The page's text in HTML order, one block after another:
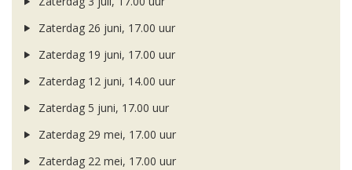
Zaterdag 26 juni, 17.00 uur
Zaterdag 19 juni, 17.00 uur
Zaterdag 12 juni, 14.00 uur
Zaterdag 5 juni, 17.00 uur
Zaterdag 29 mei, 17.00 uur
Zaterdag 22 mei, 17.00 uur